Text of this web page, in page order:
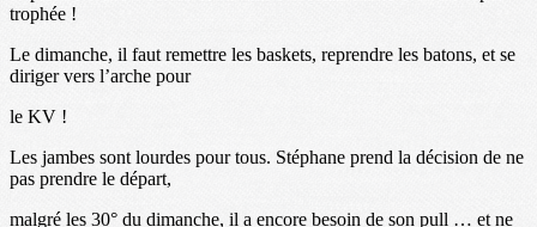
trophée !
Le dimanche, il faut remettre les baskets, reprendre les batons, et se
diriger vers l’arche pour
le KV !
Les jambes sont lourdes pour tous. Stéphane prend la décision de ne
pas prendre le départ,
malgré les 30° du dimanche, il a encore besoin de son pull … et ne